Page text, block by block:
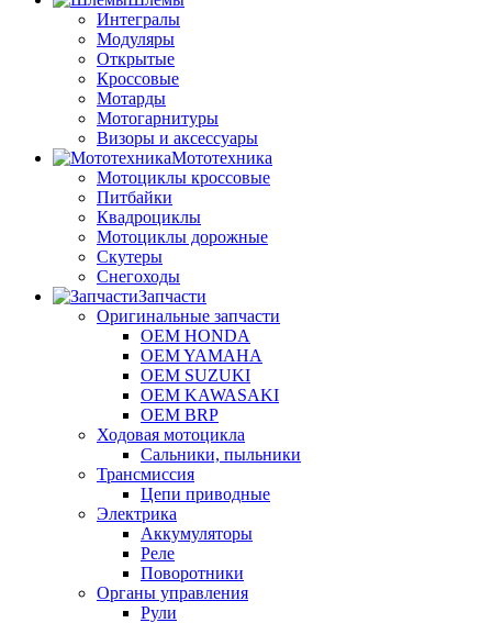
Интегралы
Модуляры
Открытые
Кроссовые
Мотарды
Мотогарнитуры
Визоры и аксессуары
Мототехника
Мотоциклы кроссовые
Питбайки
Квадроциклы
Мотоциклы дорожные
Скутеры
Снегоходы
Запчасти
Оригинальные запчасти
OEM HONDA
OEM YAMAHA
OEM SUZUKI
OEM KAWASAKI
OEM BRP
Ходовая мотоцикла
Сальники, пыльники
Трансмиссия
Цепи приводные
Электрика
Аккумуляторы
Реле
Поворотники
Органы управления
Рули